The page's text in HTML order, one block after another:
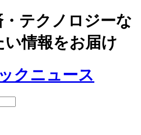
テクノロジーな
い情報をお届け